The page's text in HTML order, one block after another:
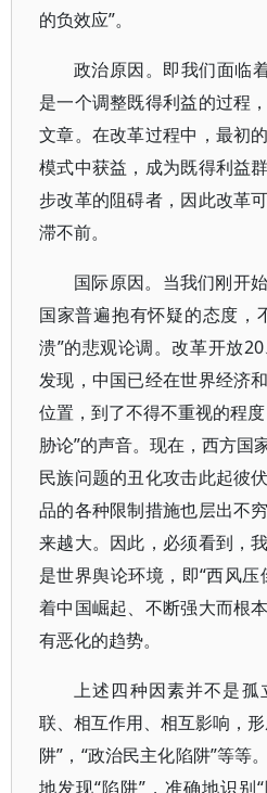
的负效应”。
政治原因。即我们面临
是一个调整既得利益的过程
文章。在改革过程中，最初
模式中获益，成为既得利益
步改革的阻碍者，因此改革
滞不前。
国际原因。当我们刚开
国家普遍抱有怀疑的态度，
溃”的悲观论调。改革开放
发现，中国已经在世界经济
位置，到了不得不重视的程
胁论”的声音。现在，西方国
民族问题的丑化攻击此起彼
品的各种限制措施也层出不
来越大。因此，必须看到，
是世界舆论环境，即“西风
着中国崛起、不断强大而根
有恶化的趋势。
上述四种因素并不是
联、相互作用、相互影响，
阱”，“政治民主化陷阱”等等
地发现“陷阱”，准确地识别